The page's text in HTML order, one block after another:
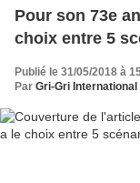
Pour son 73e
choix entre 5
Publié le 31/05/2018 à
Par Gri-Gri International